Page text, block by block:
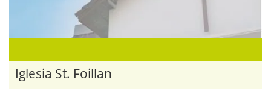
Iglesia St. Foillan